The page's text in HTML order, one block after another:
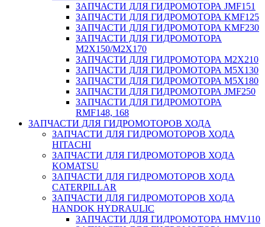
ЗАПЧАСТИ ДЛЯ ГИДРОМОТОРА JMF151
ЗАПЧАСТИ ДЛЯ ГИДРОМОТОРА KMF125
ЗАПЧАСТИ ДЛЯ ГИДРОМОТОРА KMF230
ЗАПЧАСТИ ДЛЯ ГИДРОМОТОРА
M2X150/M2X170
ЗАПЧАСТИ ДЛЯ ГИДРОМОТОРА M2X210
ЗАПЧАСТИ ДЛЯ ГИДРОМОТОРА M5X130
ЗАПЧАСТИ ДЛЯ ГИДРОМОТОРА M5X180
ЗАПЧАСТИ ДЛЯ ГИДРОМОТОРА JMF250
ЗАПЧАСТИ ДЛЯ ГИДРОМОТОРА
RMF148, 168
ЗАПЧАСТИ ДЛЯ ГИДРОМОТОРОВ ХОДА
ЗАПЧАСТИ ДЛЯ ГИДРОМОТОРОВ ХОДА
HITACHI
ЗАПЧАСТИ ДЛЯ ГИДРОМОТОРОВ ХОДА
KOMATSU
ЗАПЧАСТИ ДЛЯ ГИДРОМОТОРОВ ХОДА
CATERPILLAR
ЗАПЧАСТИ ДЛЯ ГИДРОМОТОРОВ ХОДА
HANDOK HYDRAULIC
ЗАПЧАСТИ ДЛЯ ГИДРОМОТОРА HMV110